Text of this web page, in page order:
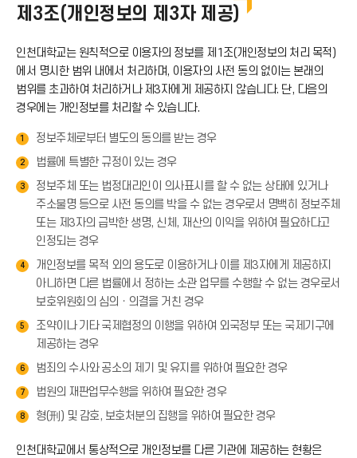
제3조(개인정보의 제3자 제공)
인천대학교는 원칙적으로 이용자의 정보를 제1조(개인정보의 처리 목적)
에서 명시한 범위 내에서 처리하며, 이용자의 사전 동의 없이는 본래의
범위를 초과하여 처리하거나 제3자에게 제공하지 않습니다. 단, 다음의
경우에는 개인정보를 처리할 수 있습니다.
1 정보주체로부터 별도의 동의를 받는 경우
2 법률에 특별한 규정이 있는 경우
3
정보주체 또는 법정대리인이 의사표시를 할 수 없는 상태에 있거나
주소불명 등으로 사전 동의를 박을 수 없는 경우로서 명백히 정보주체
또는 제3자의 급박한 생명, 신체, 재산의 이익을 위하여 필요하다고
인정되는 경우
4
개인정보를 목적 외의 용도로 이용하거나 이를 제3자에게 제공하지
아니하면 다른 법률에서 정하는 소관 업무를 수행할 수 없는 경우로서
보호위원회의 심의ㆍ의결을 거친 경우
5
조약이나 기타 국제협정의 이행을 위하여 외국정부 또는 국제기구에
제공하는 경우
6 범죄의 수사와 공소의 제기 및 유지를 위하여 필요한 경우
7 법원의 재판업무수행을 위하여 필요한 경우
8 형(刑) 및 감호, 보호처분의 집행을 위하여 필요한 경우
인천대학교에서 통상적으로 개인정보를 다른 기관에 제공하는 현황은